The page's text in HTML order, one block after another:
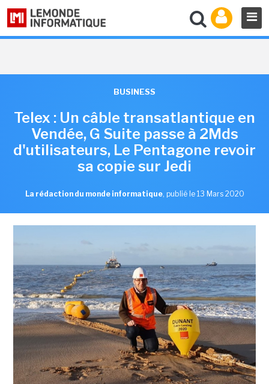
BUSINESS
Telex : Un câble transatlantique en
Vendée, G Suite passe à 2Mds
d'utilisateurs, Le Pentagone revoir
sa copie sur Jedi
La rédaction du monde informatique, publié le 13 Mars 2020